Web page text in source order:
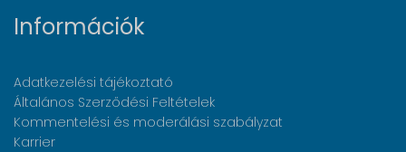
Információk
Adatkezelési tájékoztató
Általános Szerződési Feltételek
Kommentelési és moderálási szabályzat
Karrier